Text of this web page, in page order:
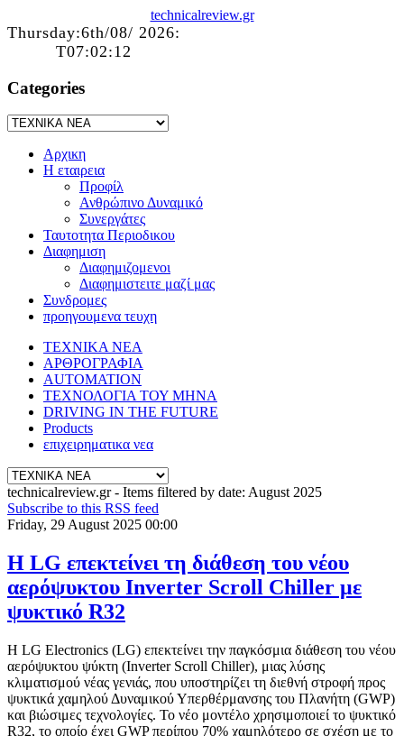
technicalreview.gr
Thursday:6th/08/ 2026:
T07:02:12
Categories
Αρχικη
Η εταιρεια
Προφίλ
Ανθρώπινο Δυναμικό
Συνεργάτες
Ταυτοτητα Περιοδικου
Διαφημιση
Διαφημιζομενοι
Διαφημιστειτε μαζί μας
Συνδρομες
προηγουμενα τευχη
ΤΕΧΝΙΚΑ ΝΕΑ
ΑΡΘΡΟΓΡΑΦΙΑ
AUTOMATION
ΤΕΧΝΟΛΟΓΙΑ ΤΟΥ ΜΗΝΑ
DRIVING IN THE FUTURE
Products
επιχειρηματικα νεα
technicalreview.gr - Items filtered by date: August 2025
Subscribe to this RSS feed
Friday, 29 August 2025 00:00
Η LG επεκτείνει τη διάθεση του νέου
αερόψυκτου Inverter Scroll Chiller με
ψυκτικό R32
Η LG Electronics (LG) επεκτείνει την παγκόσμια διάθεση του νέου
αερόψυκτου ψύκτη (Inverter Scroll Chiller), μιας λύσης
κλιματισμού νέας γενιάς, που υποστηρίζει τη διεθνή στροφή προς
ψυκτικά χαμηλού Δυναμικού Υπερθέρμανσης του Πλανήτη (GWP)
και βιώσιμες τεχνολογίες. Το νέο μοντέλο χρησιμοποιεί το ψυκτικό
R32, το οποίο έχει GWP περίπου 70% χαμηλότερο σε σχέση με το